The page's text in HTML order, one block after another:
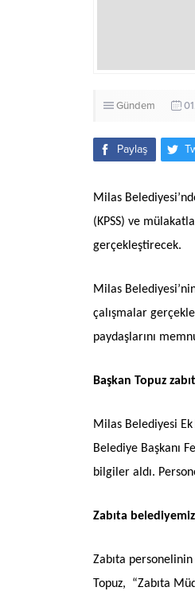
Gündem
Paylaş
Milas
(KPSS) ve
gerçekleştirecek.
Milas
çalışmalar
paydaşlarını
Başkan Topuz
Milas Belediyesi
Belediye Başkanı
bilgiler aldı.
Zabıta
Zabıta
Topuz, “Zabıta